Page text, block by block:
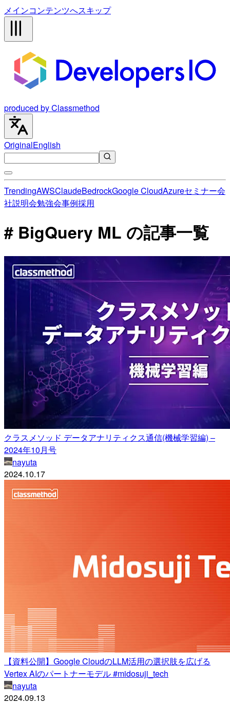
メインコンテンツへスキップ
produced by Classmethod
OriginalEnglish
TrendingAWSClaudeBedrockGoogle CloudAzureセミナー会
社説明会勉強会事例採用
# BigQuery ML の記事一覧
クラスメソッド データアナリティクス通信(機械学習編) –
2024年10月号
nayuta
2024.10.17
【資料公開】Google CloudのLLM活用の選択肢を広げる
Vertex AIのパートナーモデル #midosuji_tech
nayuta
2024.09.13